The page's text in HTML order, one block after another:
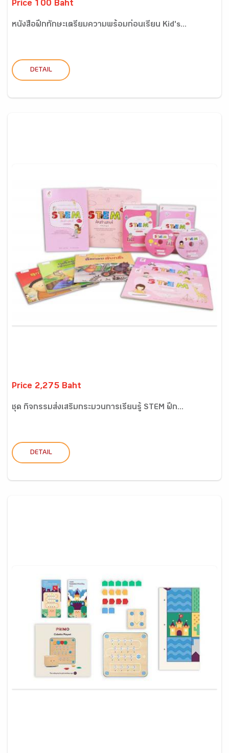
Price 100 Baht
หนังสือฝึกทักษะเตรียมความพร้อมก่อนเรียน Kid's...
DETAIL
Price 2,275 Baht
ชุด กิจกรรมส่งเสริมกระบวนการเรียนรู้ STEM ฝึก...
DETAIL